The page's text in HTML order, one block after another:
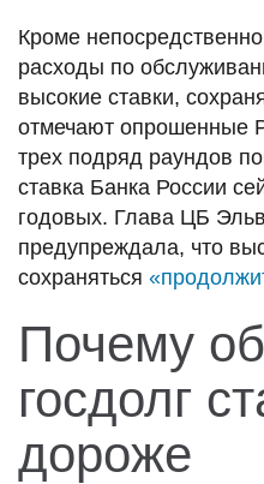
Кроме
расходы по
высокие ставки,
отмечают опрошенные
трех подряд раундов
ставка Банка России
годовых. Глава ЦБ
предупреждала, что
сохраняться
Почему
госдолг
дороже